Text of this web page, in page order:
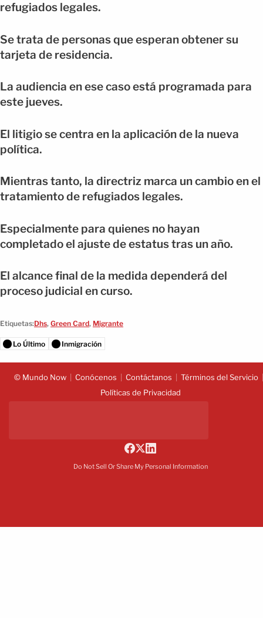
refugiados legales.
Se trata de personas que esperan obtener su
tarjeta de residencia.
La audiencia en ese caso está programada para
este jueves.
El litigio se centra en la aplicación de la nueva
política.
Mientras tanto, la directriz marca un cambio en el
tratamiento de refugiados legales.
Especialmente para quienes no hayan
completado el ajuste de estatus tras un año.
El alcance final de la medida dependerá del
proceso judicial en curso.
Etiquetas:Dhs, Green Card, Migrante
Lo Último Inmigración
© Mundo Now Conócenos Contáctanos
Términos del Servicio
Políticas de Privacidad
Do Not Sell Or Share My Personal Information